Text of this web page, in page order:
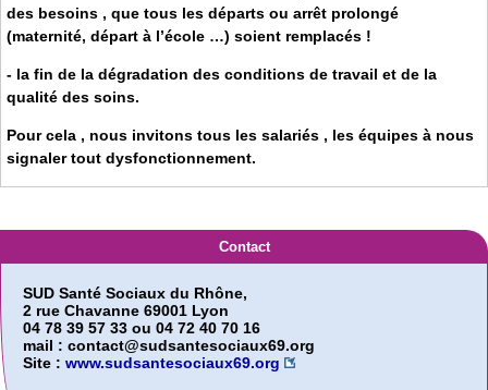
des besoins , que tous les départs ou arrêt prolongé
(maternité, départ à l’école …) soient remplacés !
- la fin de la dégradation des conditions de travail et de la
qualité des soins.
Pour cela , nous invitons tous les salariés , les équipes à nous
signaler tout dysfonctionnement.
Contact
SUD Santé Sociaux du Rhône,
2 rue Chavanne 69001 Lyon
04 78 39 57 33 ou 04 72 40 70 16
mail : contact@sudsantesociaux69.org
Site : www.sudsantesociaux69.org